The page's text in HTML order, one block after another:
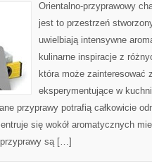
Orientalno-przyprawowy
jest to przestrzeń
uwielbiają intensywne
kulinarne inspiracje z
która może zainteresować
eksperymentujące w
przyprawy potrafią całkowicie
się wokół aromatycznych
są […]